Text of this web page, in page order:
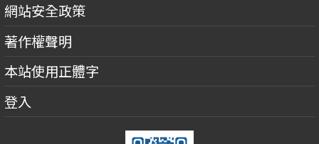
網站安全政策
著作權聲明
本站使用正體字
登入